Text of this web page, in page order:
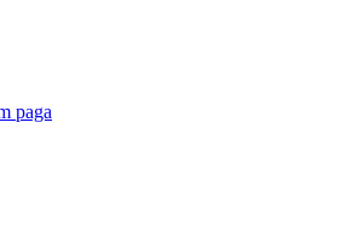
paga